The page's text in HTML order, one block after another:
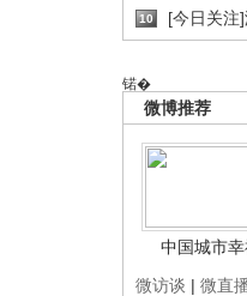
10 [今日关注
锘�
微博推荐
中国城市
微访谈 | 微直